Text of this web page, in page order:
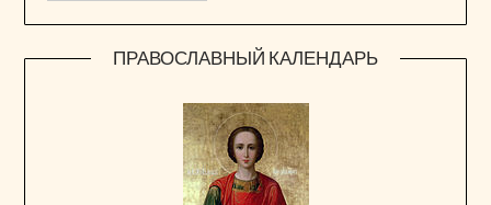
ПРАВОСЛАВНЫЙ КАЛЕНДАРЬ